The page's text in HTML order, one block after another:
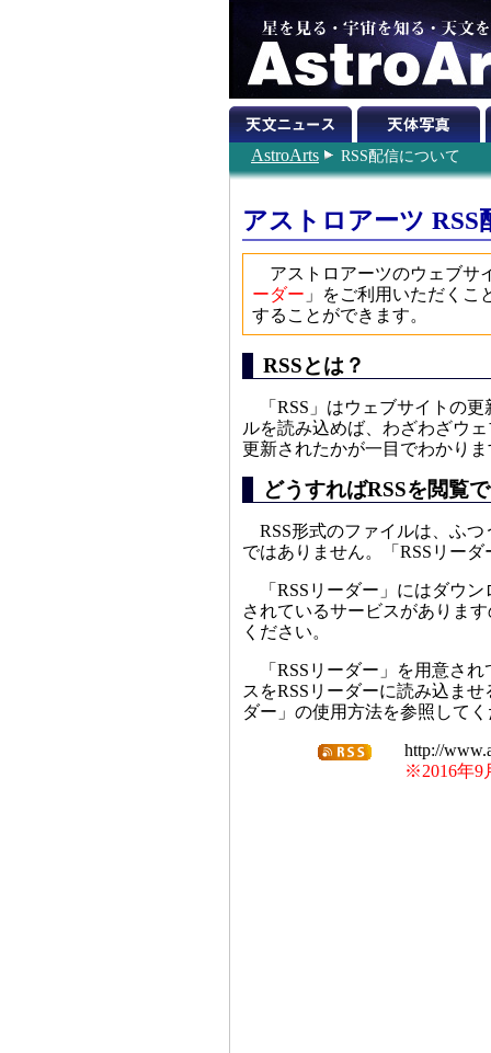
AstroArts RSS配信について
アストロアーツ RSS
アストロアーツのウェブサ
ーダー 」をご利用いただく
することができます。
RSSとは？
「RSS」はウェブサイトの
ルを読み込めば、わざわざウ
更新されたかが一目でわかり
どうすればRSSを閲覧
RSS形式のファイルは、ふ
ではありません。「RSSリー
「RSSリーダー」にはダウ
されているサービスがありま
ください。
「RSSリーダー」を用意さ
スをRSSリーダーに読み込ま
ダー」の使用方法を参照して
http://
※2016年9